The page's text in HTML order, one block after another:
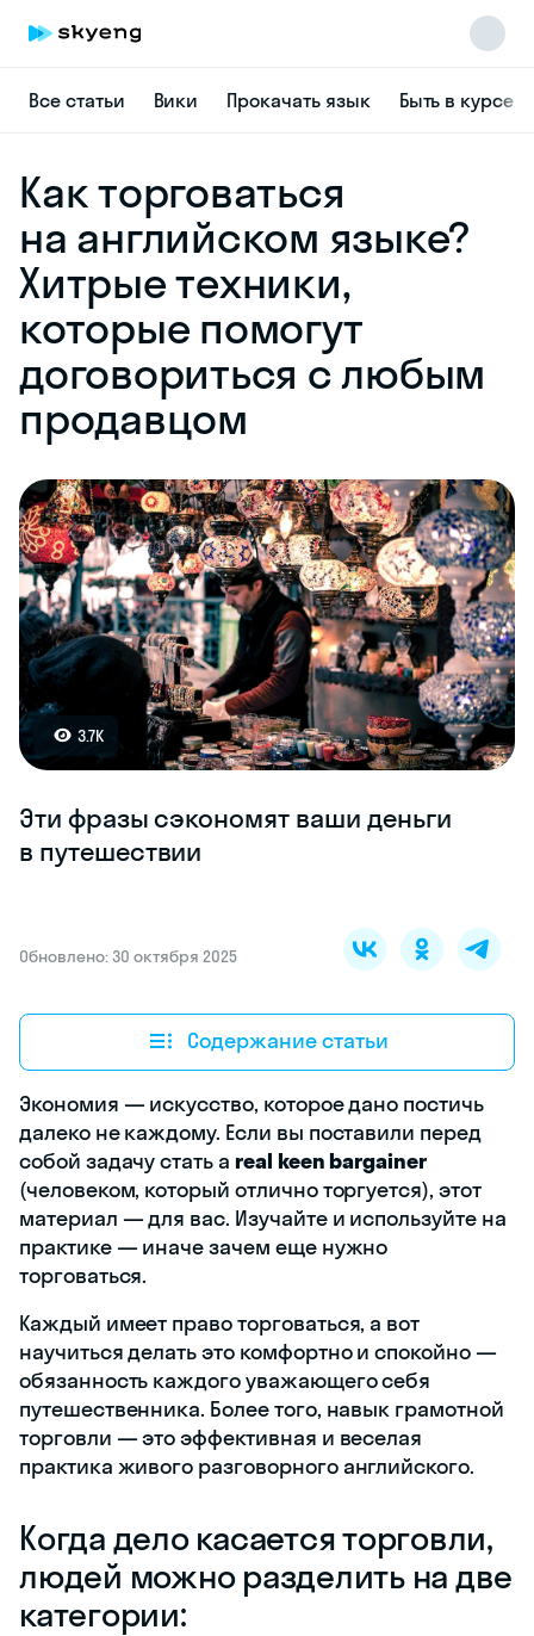
Все статьи Вики Прокачать язык Быть в курсе
Как торговаться
на английском языке?
Хитрые техники,
которые помогут
договориться с любым
продавцом
3.7K
Эти фразы сэкономят ваши деньги
в путешествии
Обновлено: 30 октября 2025
Содержание статьи
Экономия — искусство, которое дано постичь
далеко не каждому. Если вы поставили перед
собой задачу стать a real keen bargainer
(человеком, который отлично торгуется), этот
материал — для вас. Изучайте и используйте на
практике — иначе зачем еще нужно
торговаться.
Каждый имеет право торговаться, а вот
научиться делать это комфортно и спокойно —
обязанность каждого уважающего себя
путешественника. Более того, навык грамотной
торговли — это эффективная и веселая
практика живого разговорного английского.
Когда дело касается торговли,
людей можно разделить на две
категории:
Skyeng Chat
online